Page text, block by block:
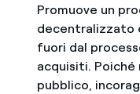
Promuove un
decentralizzato
fuori dal
acquisiti.
pubblico,